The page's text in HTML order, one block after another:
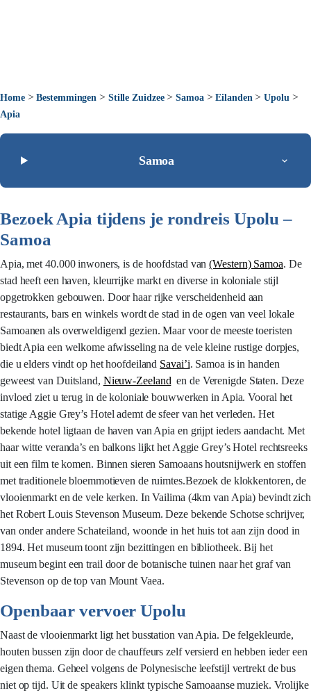
Home>Bestemmingen > Stille Zuidzee>Samoa>Eilanden >Upolu >
Apia
Samoa
Bezoek Apia tijdens je rondreis Upolu –
Samoa
Apia, met 40.000 inwoners, is de hoofdstad van(Western) Samoa. De
stad heeft een haven, kleurrijke markt en diverse in koloniale stijl
opgetrokken gebouwen. Door haar rijke verscheidenheid aan
restaurants, bars en winkels wordt de stad in de ogen van veel lokale
Samoanen als overweldigend gezien. Maar voor de meeste toeristen
biedt Apia een welkome afwisseling na de vele kleine rustige dorpjes,
die u elders vindt op het hoofdeiland Savai’i. Samoa is in handen
geweest van Duitsland, Nieuw-Zeeland en de Verenigde Staten. Deze
invloed ziet u terug in de koloniale bouwwerken in Apia. Vooral het
statige Aggie Grey’s Hotel ademt de sfeer van het verleden. Het
bekende hotel ligtaan de haven van Apia en grijpt ieders aandacht. Met
haar witte veranda’s en balkons lijkt het Aggie Grey’s Hotel rechtsreeks
uit een film te komen. Binnen sieren Samoaans houtsnijwerk en stoffen
met traditionele bloemmotieven de ruimtes.Bezoek de klokkentoren, de
vlooienmarkt en de vele kerken. In Vailima (4km van Apia) bevindt zich
het Robert Louis Stevenson Museum. Deze bekende Schotse schrijver,
van onder andere Schateiland, woonde in het huis tot aan zijn dood in
1894. Het museum toont zijn bezittingen en bibliotheek. Bij het
museum begint een trail door de botanische tuinen naar het graf van
Stevenson op de top van Mount Vaea.
Openbaar vervoer Upolu
Naast de vlooienmarkt ligt het busstation van Apia. De felgekleurde,
houten bussen zijn door de chauffeurs zelf versierd en hebben ieder een
eigen thema. Geheel volgens de Polynesische leefstijl vertrekt de bus
niet op tijd. Uit de speakers klinkt typische Samoaanse muziek. Vrolijke